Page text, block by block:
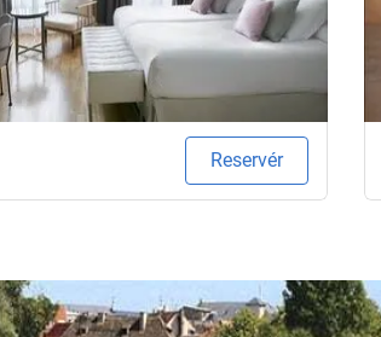
Reservér